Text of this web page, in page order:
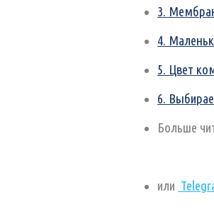
3.
4.
5. Цвет
6.
Больше
или